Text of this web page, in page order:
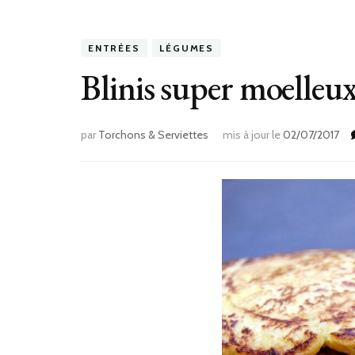
ENTRÉES LÉGUMES
Blinis super
par Torchons & Serviettes mis à jour le02/07/2017